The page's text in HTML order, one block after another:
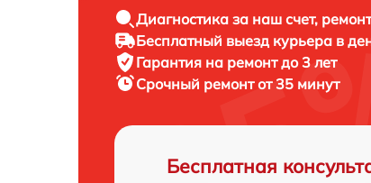
Диагностика за наш счет,
Бесплатный выезд курьера в
Гарантия на ремонт до 3 лет
Срочный ремонт от 35 минут
Бесплатная